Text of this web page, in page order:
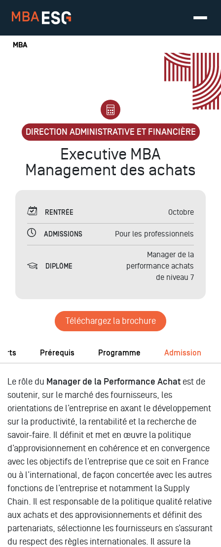
Vous êtes ici
MBA
DIRECTION ADMINISTRATIVE ET FINANCIÈRE
Executive MBA
Management des achats
RENTRÉE Octobre
ADMISSIONS Pour les professionnels
DIPLÔME
Manager de la
performance achats
de niveau 7
Téléchargez la brochure
Prérequis Programme Admission
Le rôle du Manager de la Performance Achat est de
soutenir, sur le marché des fournisseurs, les
orientations de l’entreprise en axant le développement
sur la productivité, la rentabilité et la recherche de
savoir-faire. Il définit et met en œuvre la politique
d’approvisionnement en cohérence et en convergence
avec les objectifs de l’entreprise que ce soit en France
ou à l’international, de façon concertée avec les autres
fonctions de l’entreprise et notamment la Supply
Chain. Il est responsable de la politique qualité relative
aux achats et des approvisionnements et définit des
partenariats, sélectionne les fournisseurs en s’assurant
du respect des règles internationales. Il assure la